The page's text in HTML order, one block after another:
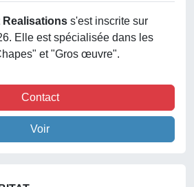
Realisations s'est inscrite sur
Elle est spécialisée dans les
et "Gros œuvre".
Contact
Voir